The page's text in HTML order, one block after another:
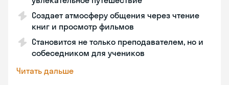
Создает атмосферу общения через чтение
книг и просмотр фильмов
Становится не только преподавателем, но и
собеседником для учеников
Читать дальше